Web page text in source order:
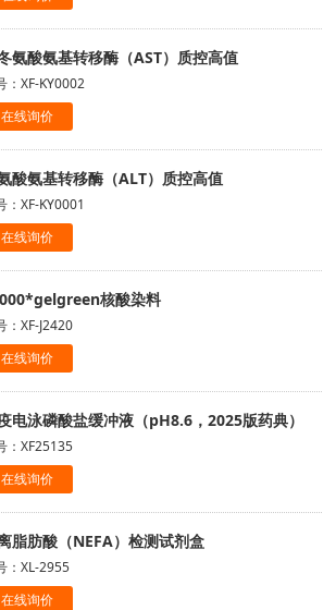
氨酸氨基转移酶（AST）质控高值
：XF-KY0002
在线询价
酸氨基转移酶（ALT）质控高值
：XF-KY0001
在线询价
核酸染料
：XF-J2420
在线询价
电泳磷酸盐缓冲液（pH8.6，2025版药典）
：XF25135
在线询价
脂肪酸（NEFA）检测试剂盒
：XL-2955
在线询价